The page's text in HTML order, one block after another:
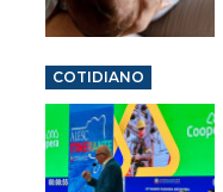
COTIDIANO